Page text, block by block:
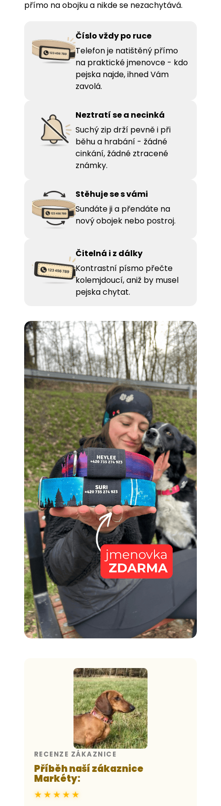
přímo na obojku a nikde se nezachytává.
Číslo vždy po ruce
Telefon je natištěný přímo
na praktické jmenovce - kdo
pejska najde, ihned Vám
zavolá.
Neztratí se a necinká
Suchý zip drží pevně i při
běhu a hrabání - žádné
cinkání, žádné ztracené
známky.
Stěhuje se s vámi
Sundáte ji a přendáte na
nový obojek nebo postroj.
Čitelná i z dálky
Kontrastní písmo přečte
kolemjdoucí, aniž by musel
pejska chytat.
RECENZE ZÁKAZNICE
Příběh naší zákaznice
Markéty:
★★★★★